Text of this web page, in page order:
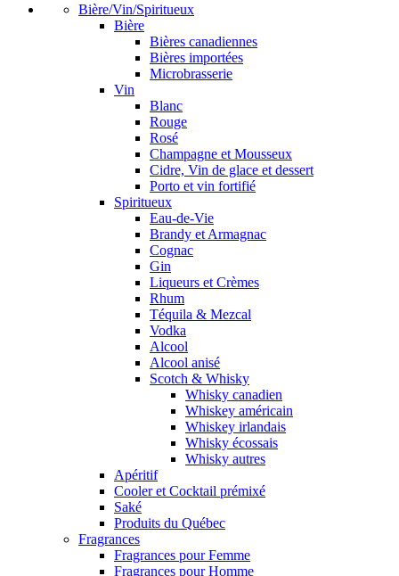
Bière/Vin/Spiritueux
Bière
Bières canadiennes
Bières importées
Microbrasserie
Vin
Blanc
Rouge
Rosé
Champagne et Mousseux
Cidre, Vin de glace et dessert
Porto et vin fortifié
Spiritueux
Eau-de-Vie
Brandy et Armagnac
Cognac
Gin
Liqueurs et Crèmes
Rhum
Téquila & Mezcal
Vodka
Alcool
Alcool anisé
Scotch & Whisky
Whisky canadien
Whiskey américain
Whiskey irlandais
Whisky écossais
Whisky autres
Apéritif
Cooler et Cocktail prémixé
Saké
Produits du Québec
Fragrances
Fragrances pour Femme
Fragrances pour Homme